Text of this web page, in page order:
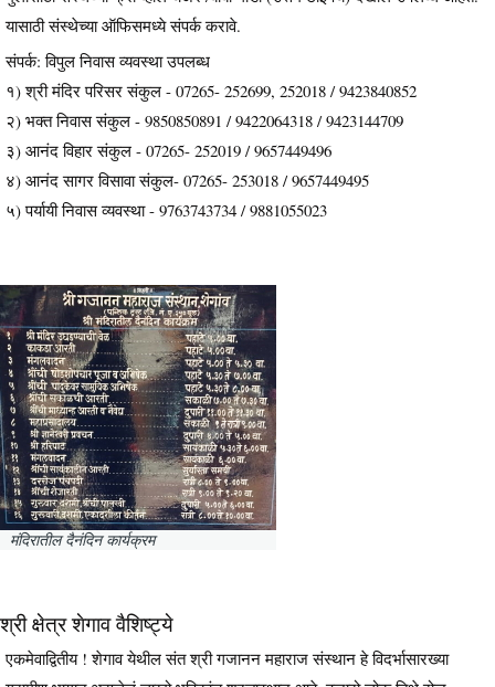
यासाठी संस्थेच्या ऑफिसमध्ये संपर्क करावे.
संपर्क: विपुल निवास व्यवस्था उपलब्ध
१) श्री मंदिर परिसर संकुल - 07265- 252699, 252018 / 9423840852
२) भक्त निवास संकुल - 9850850891 / 9422064318 / 9423144709
३) आनंद विहार संकुल - 07265- 252019 / 9657449496
४) आनंद सागर विसावा संकुल- 07265- 253018 / 9657449495
५) पर्यायी निवास व्यवस्था - 9763743734 / 9881055023
मंदिरातील दैनंदिन कार्यक्रम
श्री क्षेत्र शेगाव वैशिष्ट्ये
एकमेवाद्वितीय ! शेगाव येथील संत श्री गजानन महाराज संस्थान हे विदर्भासारख्या